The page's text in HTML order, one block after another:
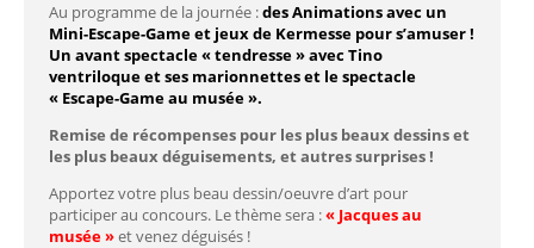
Au programme de la journée :des Animations avec un
Mini-Escape-Game et jeux de Kermesse pour s’amuser !
Un avant spectacle « tendresse » avec Tino
ventriloque et ses marionnettes et le spectacle
« Escape-Game au musée ».
Remise de récompenses pour les plus beaux dessins et
les plus beaux déguisements, et autres surprises !
Apportez votre plus beau dessin/oeuvre d’art pour
participer au concours. Le thème sera :« Jacques au
musée »et venez déguisés !